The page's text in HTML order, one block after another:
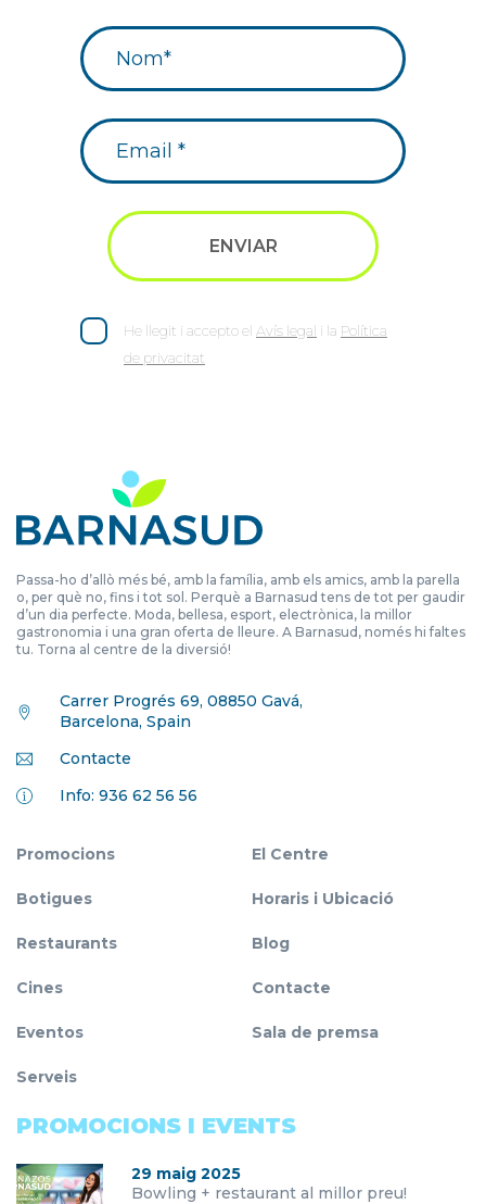
He llegit i accepto el Avís legal i la Política
de privacitat
Passa-ho d’allò més bé, amb la família, amb els amics, amb la parella
o, per què no, fins i tot sol. Perquè a Barnasud tens de tot per gaudir
d’un dia perfecte. Moda, bellesa, esport, electrònica, la millor
gastronomia i una gran oferta de lleure. A Barnasud, només hi faltes
tu. Torna al centre de la diversió!
Carrer Progrés 69, 08850 Gavá,
Barcelona, Spain
Contacte
Info: 936 62 56 56
Promocions
Botigues
Restaurants
Cines
Eventos
Serveis
El Centre
Horaris i Ubicació
Blog
Contacte
Sala de premsa
PROMOCIONS I EVENTS
29 maig 2025
Bowling + restaurant al millor preu!